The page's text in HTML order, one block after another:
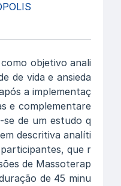
objetivo anali
de vida e ansieda
a implementaç
e complementare
se de um estudo q
descritiva analíti
que r
de Massoterap
de 45 minu